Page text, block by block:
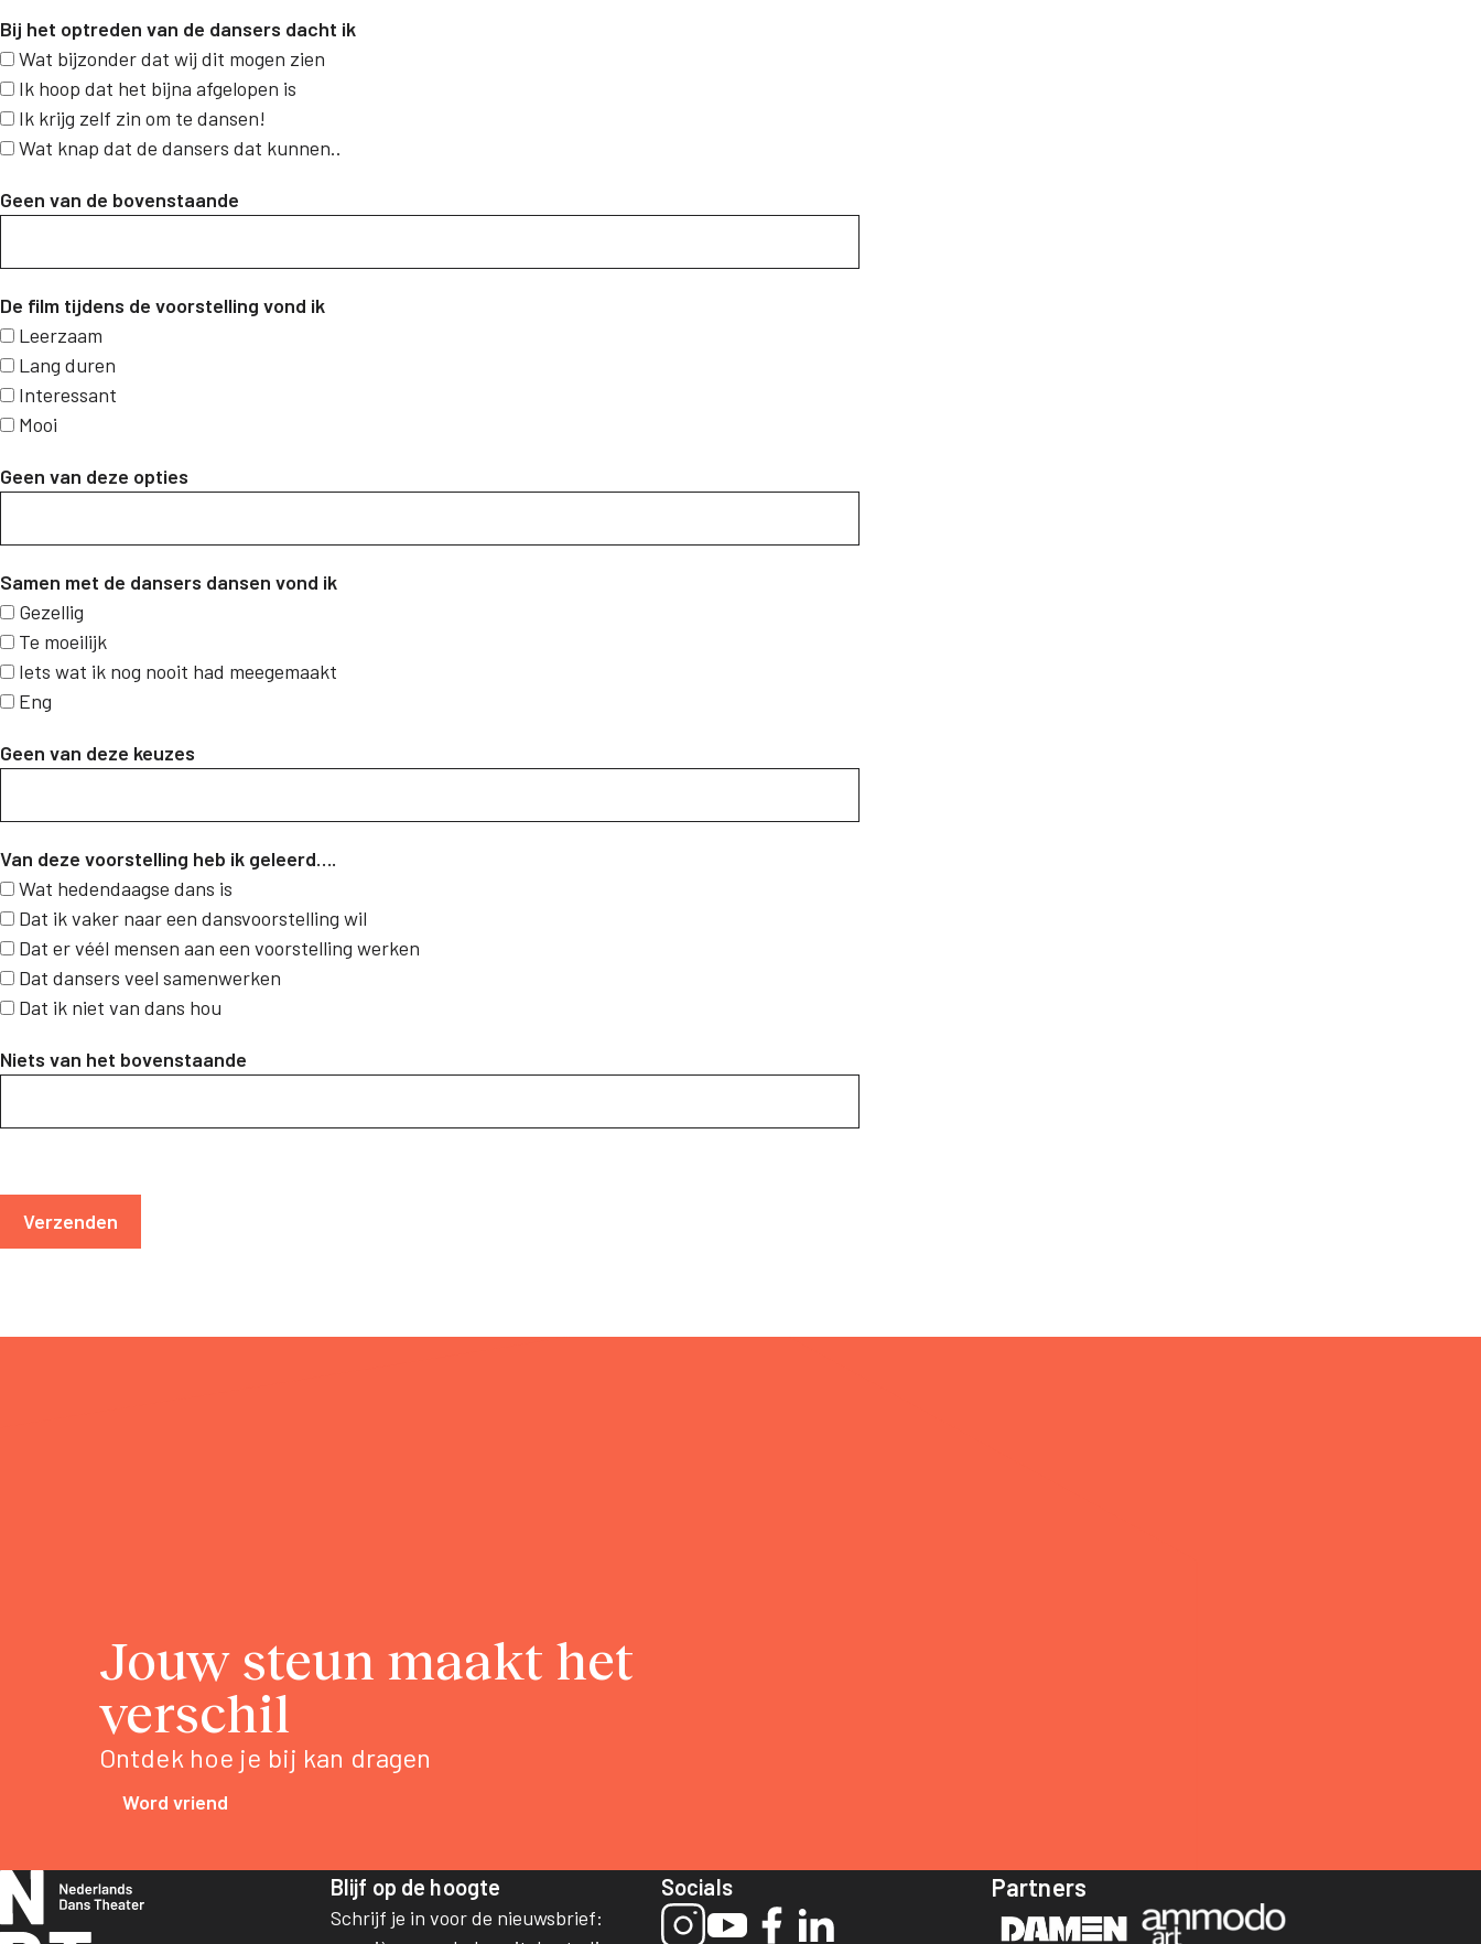
Bij het optreden van de dansers dacht ik
Wat bijzonder dat wij dit mogen zien
Ik hoop dat het bijna afgelopen is
Ik krijg zelf zin om te dansen!
Wat knap dat de dansers dat kunnen..
Geen van de bovenstaande
De film tijdens de voorstelling vond ik
Leerzaam
Lang duren
Interessant
Mooi
Geen van deze opties
Samen met de dansers dansen vond ik
Gezellig
Te moeilijk
Iets wat ik nog nooit had meegemaakt
Eng
Geen van deze keuzes
Van deze voorstelling heb ik geleerd….
Wat hedendaagse dans is
Dat ik vaker naar een dansvoorstelling wil
Dat er véél mensen aan een voorstelling werken
Dat dansers veel samenwerken
Dat ik niet van dans hou
Niets van het bovenstaande
Verzenden
Jouw steun maakt het
verschil
Ontdek hoe je bij kan dragen
Word vriend
Blijf op de hoogte
Schrijf je in voor de nieuwsbrief:
Socials Partners